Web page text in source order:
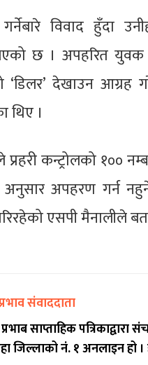
विवाद हुँदा
छ । अपहरित
‘डिलर’ देखाउन
थिए ।
कन्ट्रोलको १००
अपहरण गर्न
एसपी मैनालीले
संवाददाता
साप्ताहिक
जिल्लाको नं. १ अनलाइन हो ।